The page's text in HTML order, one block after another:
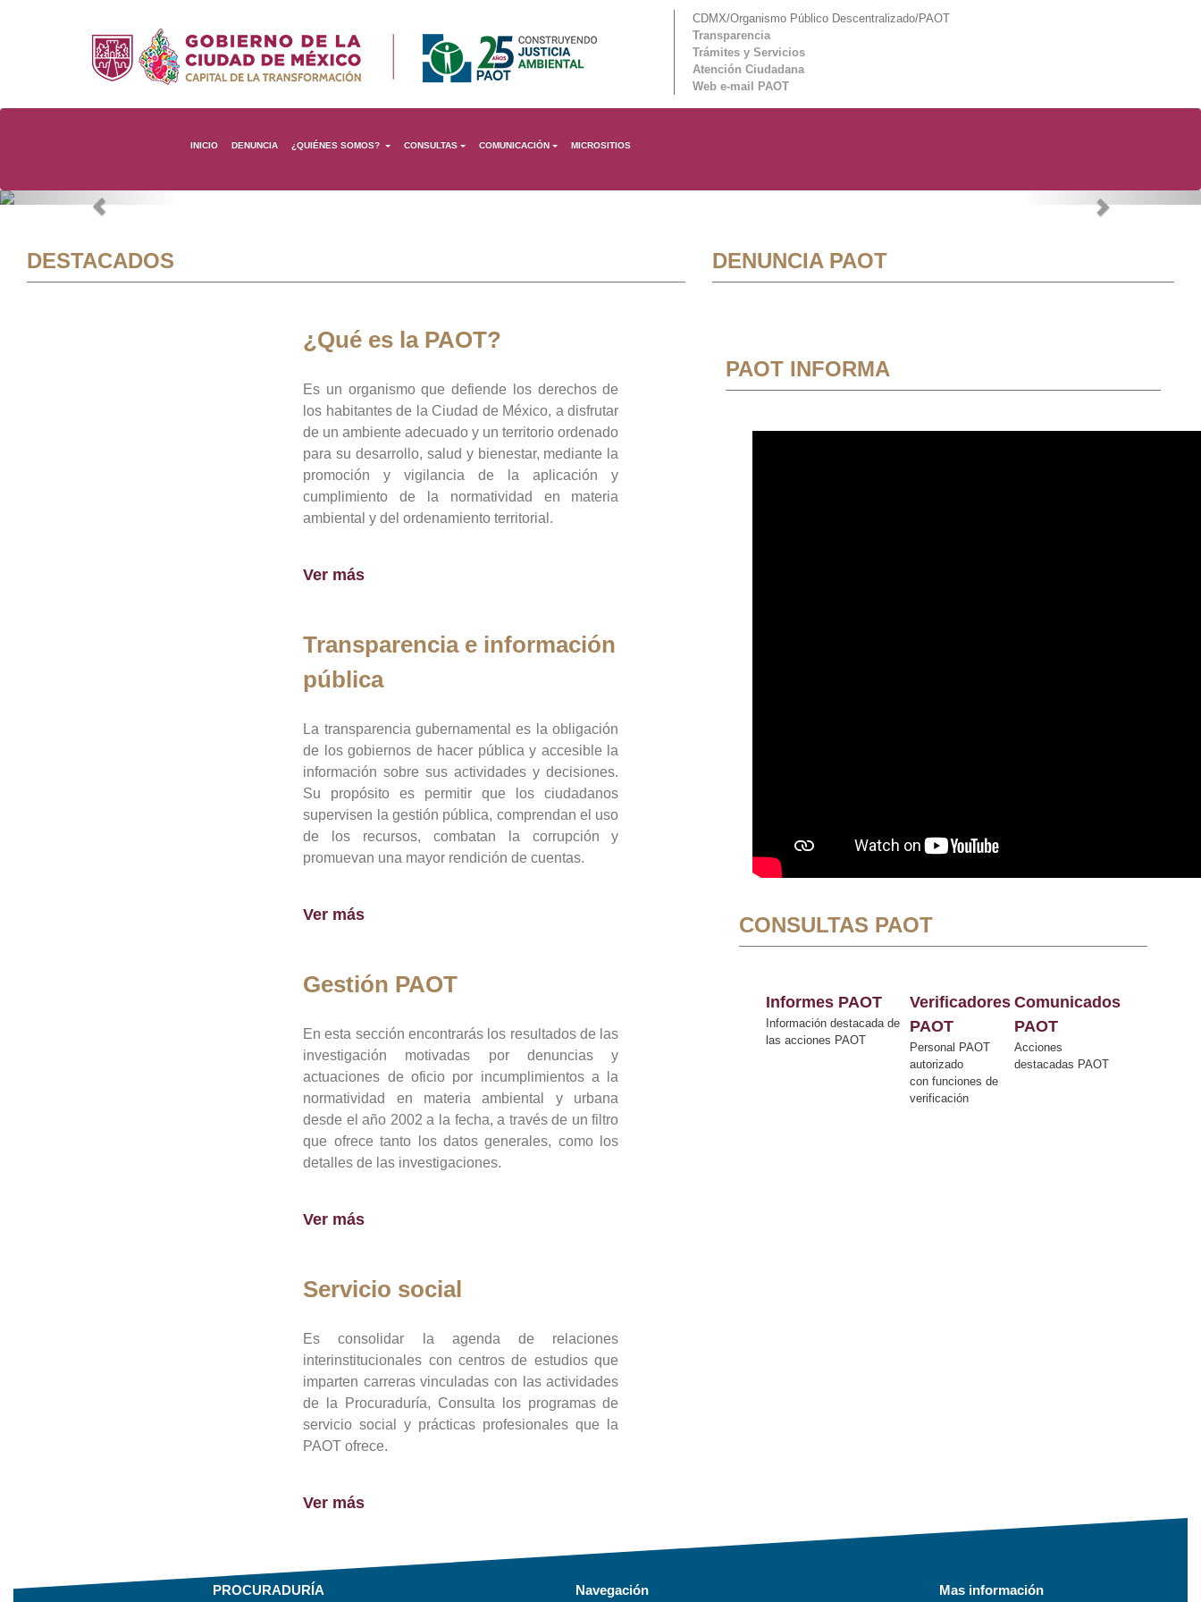
CDMX/Organismo Público Descentralizado/PAOT
Transparencia
Trámites y Servicios
Atención Ciudadana
Web e-mail PAOT
INICIO DENUNCIA ¿QUIÉNES SOMOS? CONSULTAS COMUNICACIÓN MICROSITIOS
Previous Next
DESTACADOS
¿Qué es la PAOT?
Es un organismo que defiende los derechos de
los habitantes de la Ciudad de México, a disfrutar
de un ambiente adecuado y un territorio ordenado
para su desarrollo, salud y bienestar, mediante la
promoción y vigilancia de la aplicación y
cumplimiento de la normatividad en materia
ambiental y del ordenamiento territorial.
Ver más
Transparencia e información
pública
La transparencia gubernamental es la obligación
de los gobiernos de hacer pública y accesible la
información sobre sus actividades y decisiones.
Su propósito es permitir que los ciudadanos
supervisen la gestión pública, comprendan el uso
de los recursos, combatan la corrupción y
promuevan una mayor rendición de cuentas.
Ver más
Gestión PAOT
En esta sección encontrarás los resultados de las
investigación motivadas por denuncias y
actuaciones de oficio por incumplimientos a la
normatividad en materia ambiental y urbana
desde el año 2002 a la fecha, a través de un filtro
que ofrece tanto los datos generales, como los
detalles de las investigaciones.
Ver más
Servicio social
Es consolidar la agenda de relaciones
interinstitucionales con centros de estudios que
imparten carreras vinculadas con las actividades
de la Procuraduría, Consulta los programas de
servicio social y prácticas profesionales que la
PAOT ofrece.
Ver más
DENUNCIA PAOT
PAOT INFORMA
CONSULTAS PAOT
Informes PAOT
Información destacada de
las acciones PAOT
Verificadores
PAOT
Personal PAOT
autorizado
con funciones de
verificación
Comunicados
PAOT
Acciones
destacadas PAOT
PROCURADURÍA Navegación Mas información